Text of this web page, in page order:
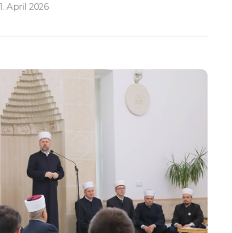
April 2026